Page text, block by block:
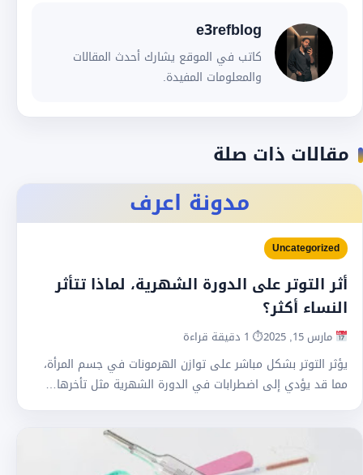
e3refblog
كاتب في الموقع يشارك أحدث المقالات
والمعلومات المفيدة.
مقالات ذات صلة
مدونة اعرف
Uncategorized
أثر التوتر على الدورة الشهرية، لماذا تتأثر
النساء أكثر؟
مارس 15, 2025 ⏱ 1 دقيقة قراءة
يؤثر التوتر بشكل مباشر على توازن الهرمونات في جسم المرأة،
مما قد يؤدي إلى اضطرابات في الدورة الشهرية مثل تأخرها…